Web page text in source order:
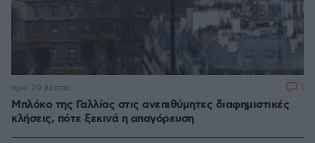
Μπλόκο της Γαλλίας στις ανεπιθύμητες διαφημιστικές
κλήσεις, πότε ξεκινά η απαγόρευση
πριν 20 λεπτά 1